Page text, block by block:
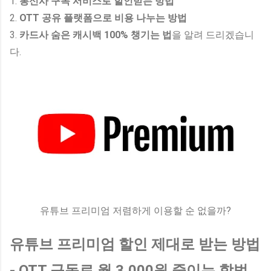
2. OTT 공유 플랫폼으로 비용 나누는 방법
3. 카드사 숨은 캐시백 100% 챙기는 법을 알려 드리겠습니
다.
유튜브 프리미엄 저렴하게 이용할 순 없을까?
유튜브 프리미엄 할인 제대로 받는 방법